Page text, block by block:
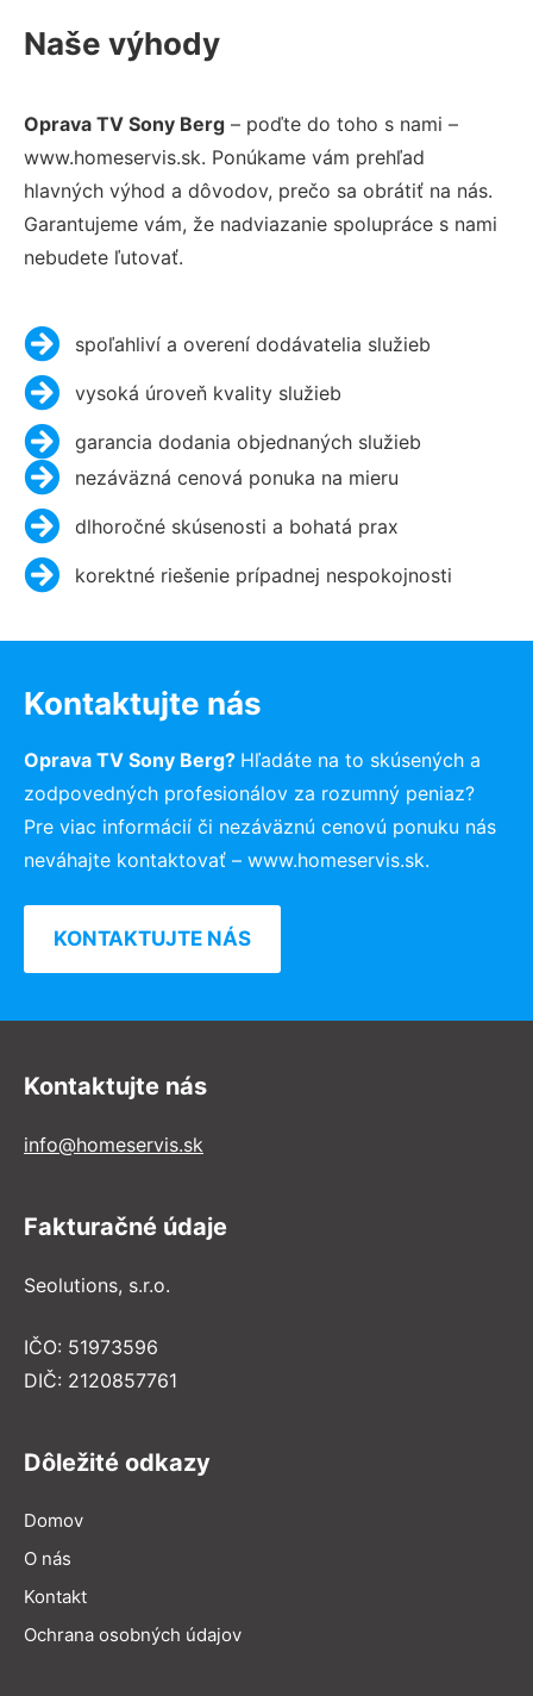
Naše výhody
Oprava TV Sony Berg – poďte do toho s nami –
www.homeservis.sk. Ponúkame vám prehľad
hlavných výhod a dôvodov, prečo sa obrátiť na nás.
Garantujeme vám, že nadviazanie spolupráce s nami
nebudete ľutovať.
spoľahliví a overení dodávatelia služieb
vysoká úroveň kvality služieb
garancia dodania objednaných služieb
nezáväzná cenová ponuka na mieru
dlhoročné skúsenosti a bohatá prax
korektné riešenie prípadnej nespokojnosti
Kontaktujte nás
Oprava TV Sony Berg? Hľadáte na to skúsených a
zodpovedných profesionálov za rozumný peniaz?
Pre viac informácií či nezáväznú cenovú ponuku nás
neváhajte kontaktovať – www.homeservis.sk.
KONTAKTUJTE NÁS
Kontaktujte nás
info@homeservis.sk
Fakturačné údaje
Seolutions, s.r.o.
IČO: 51973596
DIČ: 2120857761
Dôležité odkazy
Domov
O nás
Kontakt
Ochrana osobných údajov